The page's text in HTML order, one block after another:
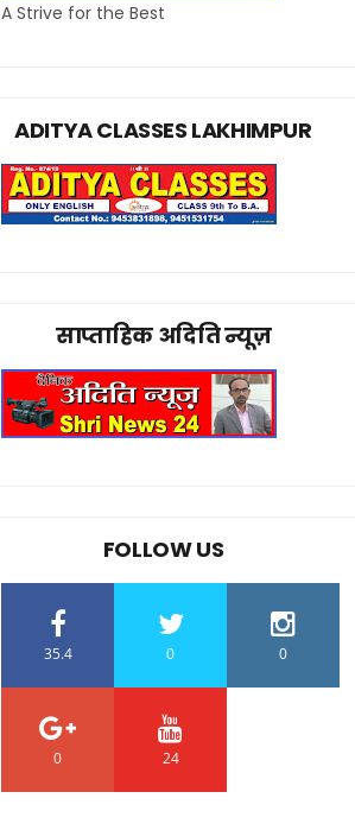
A Strive for the Best
ADITYA CLASSES LAKHIMPUR
साप्ताहिक अदिति न्यूज़
FOLLOW US
35.4 0 0
0 24